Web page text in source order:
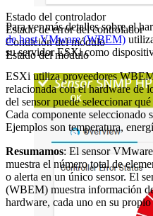
Estado del controlador
Estado de error del controlador
Condición del módulo
Estado del módulo
Para ver más detalles sobre el
de host VMware (WBEM)
su servidor ESXi como
ESXi utiliza proveedores
relacionada con el hardware de
del sensor puede seleccionar
Cada componente seleccionado
Ejemplos son temperatura,
Resumamos: El sensor
muestra el número total de
o alerta en un único sensor. El
(WBEM) muestra información
hardware, cada uno en su propio